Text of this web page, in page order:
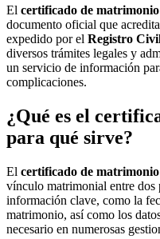
El certificado de matrimonio
documento oficial que
expedido por el Registro
diversos trámites legales y
un servicio de información
complicaciones.
¿Qué es el
para qué sirve?
El certificado de matrimonio
vínculo matrimonial entre dos
información clave, como la
matrimonio, así como los
necesario en numerosas